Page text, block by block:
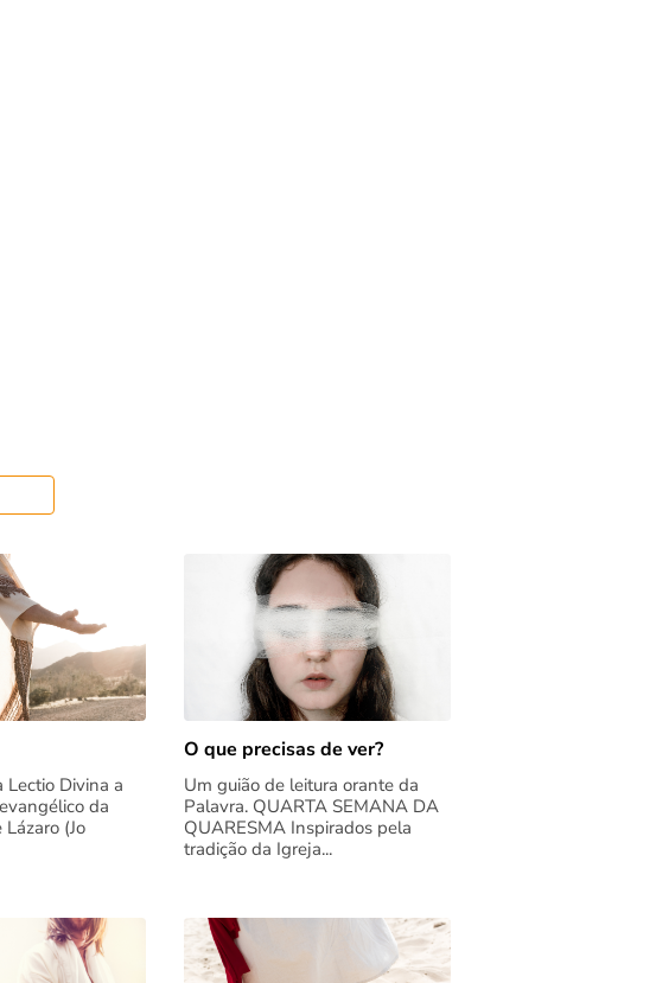
Lectio Divina a
da
Lázaro (Jo
O que precisas de ver?
Um guião de leitura orante da
Palavra. QUARTA SEMANA DA
QUARESMA Inspirados pela
tradição da Igreja...